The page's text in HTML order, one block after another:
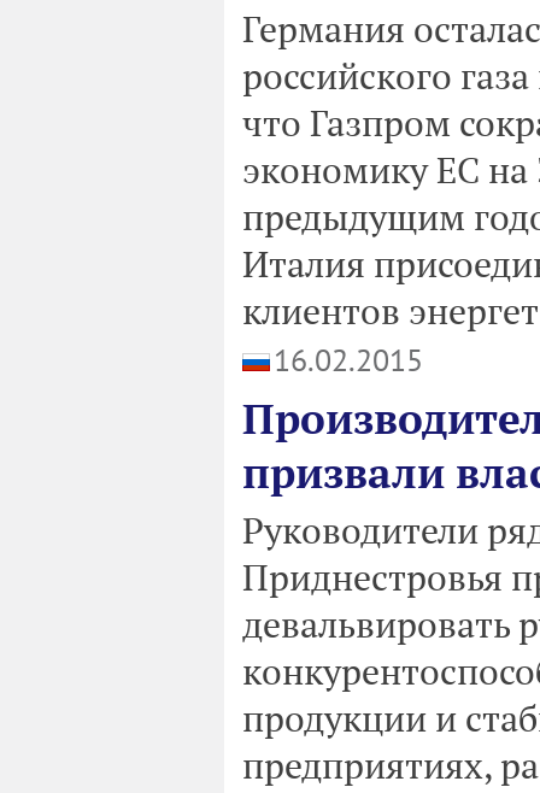
Германия
российского
что Газпром
экономику ЕС на
предыдущим
Италия
клиентов
16.02.2015
призвали
Руководители
Приднестровья
девальвировать
продукции и
предприятиях,